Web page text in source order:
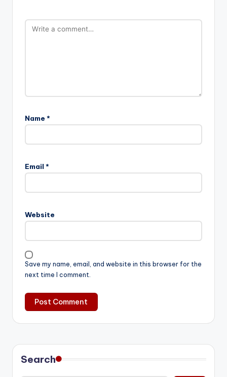
Name *
Email *
Website
Save my name, email, and website in this browser for the
next time I comment.
Search